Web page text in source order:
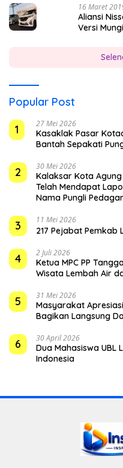
16 Maret
Aliansi
Versi
Popular Post
1
27 Mei 2026
Kasaklak Pasar
Bantah Sepakati
2 30 Mei 2026
Kalaksar Kota
Telah Mendapat
Nama Pungli
3 11 Mei 2026
217 Pejabat Pemkab
4 2 Juli 2026
Ketua MPC PP
Wisata Lembah Air
5 31 Mei 2026
Masyarakat
Bagikan Langsung
6 30 April 2026
Dua Mahasiswa UBL
Indonesia